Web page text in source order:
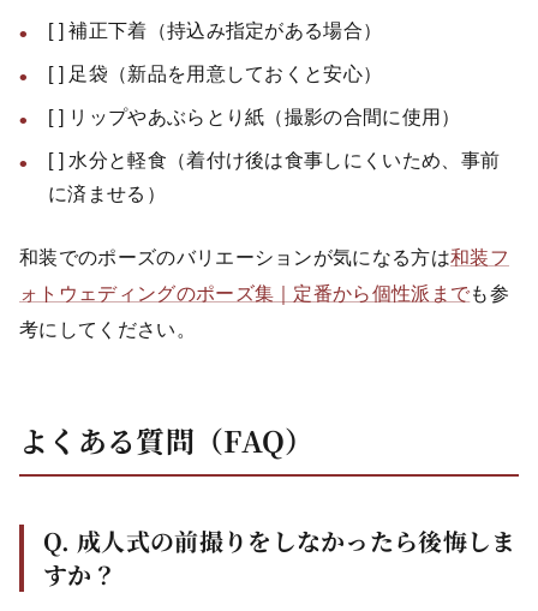
[ ] 補正下着（持込み指定がある場合）
[ ] 足袋（新品を用意しておくと安心）
[ ] リップやあぶらとり紙（撮影の合間に使用）
[ ] 水分と軽食（着付け後は食事しにくいため、事前
に済ませる）
和装でのポーズのバリエーションが気になる方は和装フ
ォトウェディングのポーズ集｜定番から個性派までも参
考にしてください。
よくある質問（FAQ）
Q. 成人式の前撮りをしなかったら後悔しま
すか？